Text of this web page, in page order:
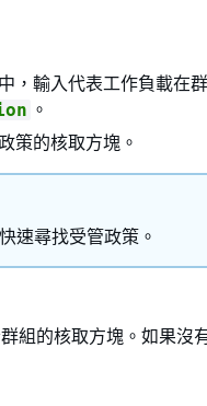
，輸入代表工作負載在
。
策的核取方塊。
速尋找受管政策。
組的核取方塊。如果沒